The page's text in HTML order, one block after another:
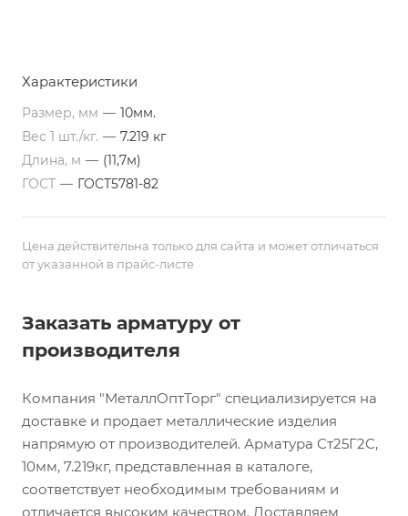
Характеристики
Размер, мм — 10мм.
Вес 1 шт./кг. — 7.219 кг
Длина, м — (11,7м)
ГОСТ — ГОСТ5781-82
Цена действительна только для сайта и может отличаться
от указанной в прайс-листе
Заказать арматуру от
производителя
Компания "МеталлОптТорг" специализируется на
доставке и продает металлические изделия
напрямую от производителей. Арматура Ст25Г2С,
10мм, 7.219кг, представленная в каталоге,
соответствует необходимым требованиям и
отличается высоким качеством. Доставляем